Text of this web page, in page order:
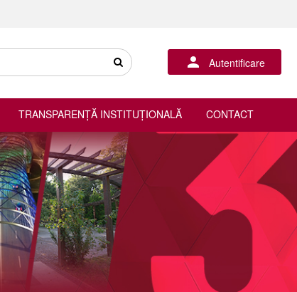
Autentificare
TRANSPARENȚĂ INSTITUȚIONALĂ CONTACT